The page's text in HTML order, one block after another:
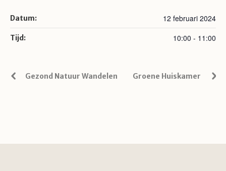
Datum: 12 februari 2024
Tijd: 10:00 - 11:00
Gezond Natuur Wandelen Groene Huiskamer